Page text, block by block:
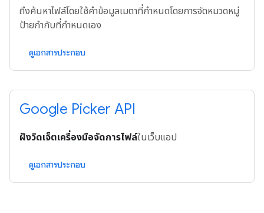
ถึงค้นหาไฟล์โดยใช้คำข้อมูลเมตาที่กําหนดโดยการจัดหมวดหมู่
ป้ายกำกับที่กําหนดเอง
ดูเอกสารประกอบ
Google Picker API
ฝังวิดเจ็ตเครื่องมือจัดการไฟล์ในเว็บแอป
ดูเอกสารประกอบ